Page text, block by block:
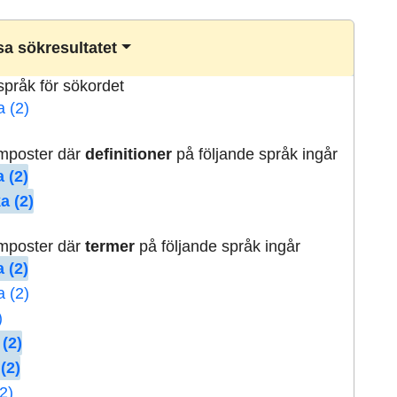
sökresultatet
för sökordet
(2)
därdefinitioner på följande språk ingår
(2)
(2)
därtermer på följande språk ingår
(2)
(2)